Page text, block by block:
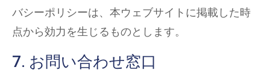
バシーポリシーは、本ウェブサイトに掲載した時
点から効力を生じるものとします。
7. お問い合わせ窓口